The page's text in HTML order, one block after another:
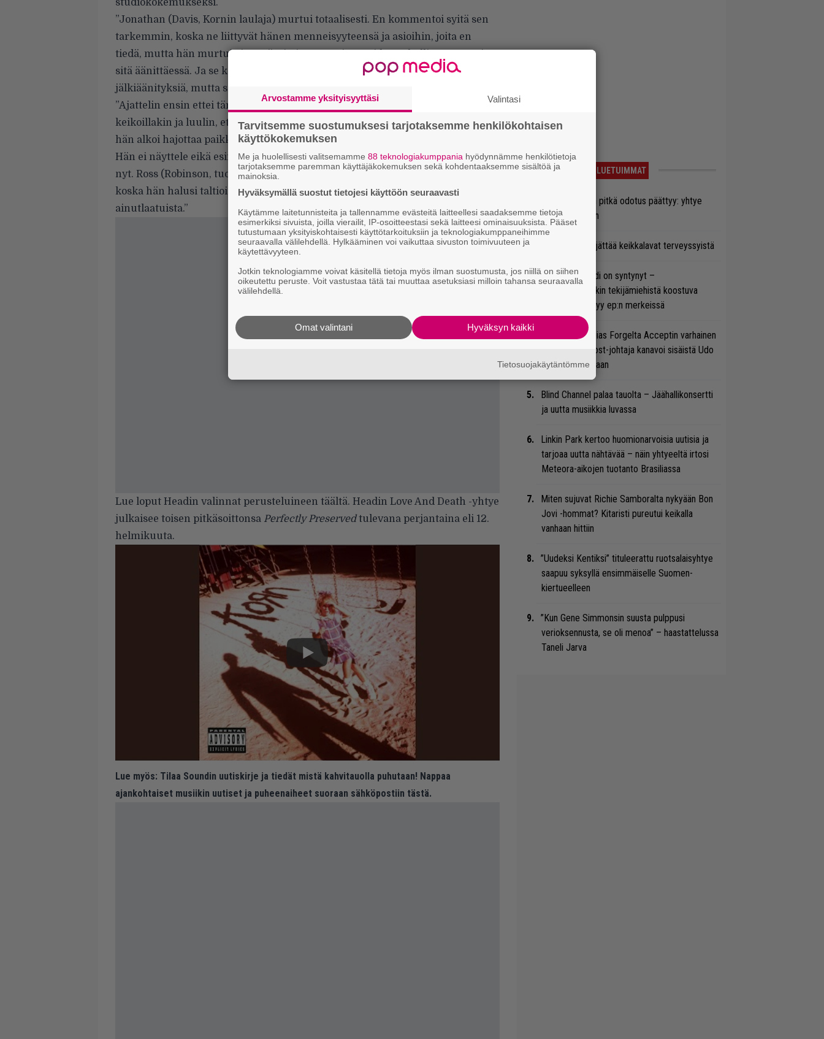
studiokokemukseksi.
”Jonathan (Davis, Kornin laulaja) murtui totaalisesti. En kommentoi syitä sen
tarkemmin, koska ne liittyvät hänen menneisyyteensä ja asioihin, joita en
tiedä, mutta hän murtui aivan täysin ja menetti tunteidensa hallinnan tyystin
sitä äänittäessä. Ja se kaikki kuuluu levyllä – meidän oli tarkoitus tehdä jotain
jälkiäänityksiä, mutta siellä hän itki laulukoppinsa lattialla”, Head muistelee.
”Ajattelin ensin ettei tämä ole totta, koska hänellä oli tapana friikahtaa
keikoillakin ja luulin, että tämä oli sitä samaa. Mutta kun se jatkui ja jatkui ja
hän alkoi hajottaa paikkoja siellä kopissa, tajusin, että tämä ei ole normaalia.
Hän ei näyttele eikä esiinny – jotain todella tapahtuu hänen sielussaan juuri
nyt. Ross (Robinson, tuottaja) katsoi meitä ja näytti, että jatkakaa soittamista,
koska hän halusi taltioida sen hetken. Hän tiesi, että nyt tapahtuu jotain
ainutlaatuista.”
Lue loput Headin valinnat perusteluineen täältä. Headin Love And Death -yhtye
julkaisee toisen pitkäsoittonsa Perfectly Preservedtulevana perjantaina eli 12.
helmikuuta.
Lue myös: Tilaa Soundin uutiskirje ja tiedät mistä kahvitauolla puhutaan! Nappaa
ajankohtaiset musiikin uutiset ja puheenaiheet suoraan sähköpostiin tästä.
LUETUIMMAT
Weezer-fanien pitkä odotus päättyy: yhtye
tulee Suomeen
Glenn Hughes jättää keikkalavat terveyssyistä
Uusi superbändi on syntynyt –
Vaihtoehtorockin tekijämiehistä koostuva
ryhmä esittäytyy ep:n merkeissä
Näin sujuu Tobias Forgelta Acceptin varhainen
tuotanto – Ghost-johtaja kanavoi sisäistä Udo
Dirkschneideriaan
Blind Channel palaa tauolta – Jäähallikonsertti
ja uutta musiikkia luvassa
Linkin Park kertoo huomionarvoisia uutisia ja
tarjoaa uutta nähtävää – näin yhtyeeltä irtosi
Meteora-aikojen tuotanto Brasiliassa
Miten sujuvat Richie Samboralta nykyään Bon
Jovi -hommat? Kitaristi pureutui keikalla
vanhaan hittiin
”Uudeksi Kentiksi” tituleerattu ruotsalaisyhtye
saapuu syksyllä ensimmäiselle Suomen-
kiertueelleen
”Kun Gene Simmonsin suusta pulppusi
verioksennusta, se oli menoa” – haastattelussa
Taneli Jarva
Arvostamme yksityisyyttäsi Valintasi
Tarvitsemme suostumuksesi tarjotaksemme henkilökohtaisen
käyttökokemuksen
Me ja huolellisesti valitsemamme 88 teknologiakumppania hyödynnämme henkilötietoja
tarjotaksemme paremman käyttäjäkokemuksen sekä kohdentaaksemme sisältöä ja
mainoksia.
Hyväksymällä suostut tietojesi käyttöön seuraavasti
Käytämme laitetunnisteita ja tallennamme evästeitä laitteellesi saadaksemme tietoja
esimerkiksi sivuista, joilla vierailit, IP-osoitteestasi sekä laitteesi ominaisuuksista. Pääset
tutustumaan yksityiskohtaisesti käyttötarkoituksiin ja teknologiakumppaneihimme
seuraavalla välilehdellä. Hylkääminen voi vaikuttaa sivuston toimivuuteen ja
käytettävyyteen.
Jotkin teknologiamme voivat käsitellä tietoja myös ilman suostumusta, jos niillä on siihen
oikeutettu peruste. Voit vastustaa tätä tai muuttaa asetuksiasi milloin tahansa seuraavalla
välilehdellä.
Hyväksyn kaikki
Omat valintani
Tietosuojakäytäntömme